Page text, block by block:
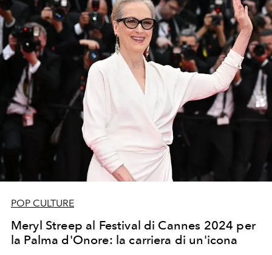
POP CULTURE
Meryl Streep al Festival di Cannes 2024 per
la Palma d'Onore: la carriera di un'icona